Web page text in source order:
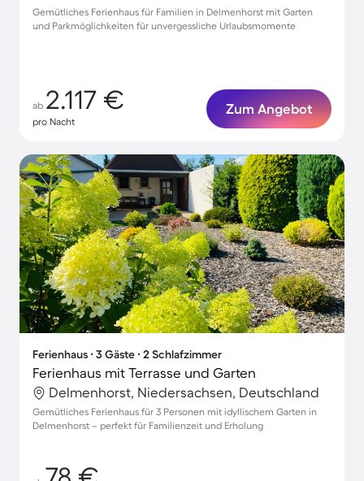
Gemütliches Ferienhaus für Familien in Delmenhorst mit Garten
und Parkmöglichkeiten für unvergessliche Urlaubsmomente
ab 2.117 €
pro Nacht
Zum Angebot
Ferienhaus ∙ 3 Gäste ∙ 2 Schlafzimmer
Ferienhaus mit Terrasse und Garten
Delmenhorst, Niedersachsen, Deutschland
Gemütliches Ferienhaus für 3 Personen mit idyllischem Garten in
Delmenhorst – perfekt für Familienzeit und Erholung